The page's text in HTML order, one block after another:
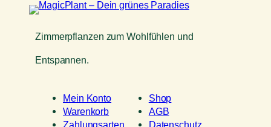
Zimmerpflanzen zum Wohlfühlen und
Entspannen.
Mein Konto
Warenkorb
Zahlungsarten
Shop
AGB
Datenschutz